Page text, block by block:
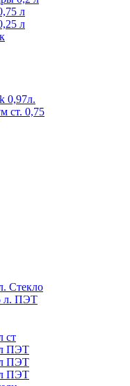
л
л
0,97л.
ст. 0,75
Стекло
л. ПЭТ
ст
ПЭТ
ПЭТ
ПЭТ